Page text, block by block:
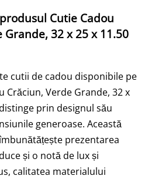
Cutie Cadou
Grande, 32 x 25 x 11.50
cutii de cadou disponibile pe
Crăciun, Verde Grande, 32 x
prin designul său
generoase. Această
prezentarea
și o notă de lux și
calitatea materialului